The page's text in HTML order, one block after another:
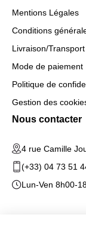
Mentions Légales
Conditions
Livraison/Transport
Mode de paiement
Politique de
Gestion des
Nous contacter
4 rue Camille
(+33) 04 73 51
Lun-Ven 8h00-